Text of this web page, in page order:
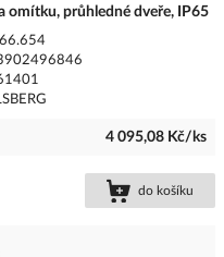
omítku, průhledné dveře, IP65
4 095,08 Kč/ks
do košíku